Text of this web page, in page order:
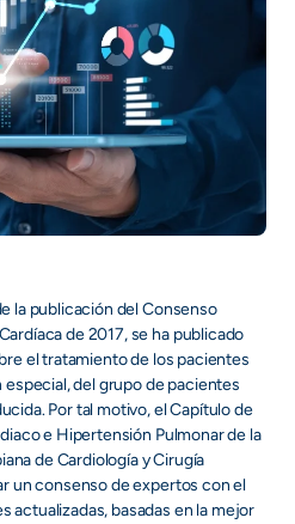
la publicación del Consenso
de 2017, se ha publicado
el tratamiento de los pacientes
del grupo de pacientes
Por tal motivo, el Capítulo de
e Hipertensión Pulmonar de la
de Cardiología y Cirugía
un consenso de expertos con el
actualizadas, basadas en la mejor